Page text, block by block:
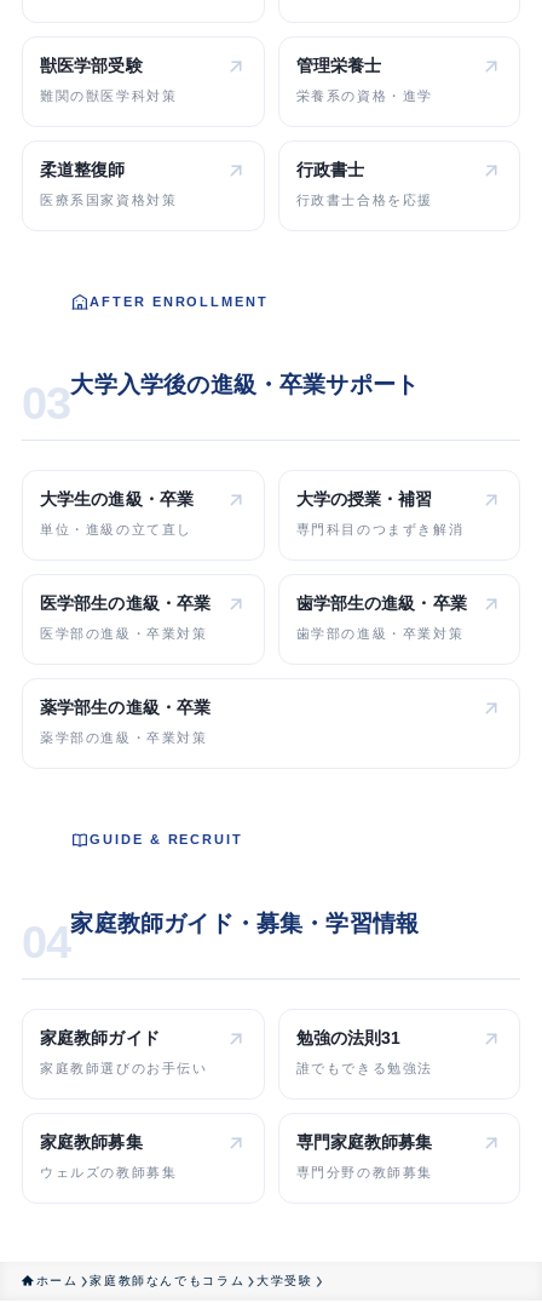
獣医学部受験
難関の獣医学科対策
管理栄養士
栄養系の資格・進学
柔道整復師
医療系国家資格対策
行政書士
行政書士合格を応援
03
AFTER ENROLLMENT
大学入学後の進級・卒業サポート
大学生の進級・卒業
単位・進級の立て直し
大学の授業・補習
専門科目のつまずき解消
医学部生の進級・卒業
医学部の進級・卒業対策
歯学部生の進級・卒業
歯学部の進級・卒業対策
薬学部生の進級・卒業
薬学部の進級・卒業対策
04
GUIDE & RECRUIT
家庭教師ガイド・募集・学習情報
家庭教師ガイド
家庭教師選びのお手伝い
勉強の法則31
誰でもできる勉強法
家庭教師募集
ウェルズの教師募集
専門家庭教師募集
専門分野の教師募集
ホーム 家庭教師なんでもコラム 大学受験